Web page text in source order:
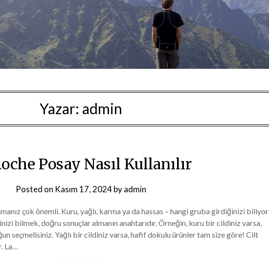
Yazar: admin
Posay Nasıl Kullanılır
Posted on Kasım 17, 2024byadmin
çok önemli. Kuru, yağlı, karma ya da hassas – hangi gruba girdiğinizi biliyor
bilmek, doğru sonuçlar almanın anahtarıdır. Örneğin, kuru bir cildiniz varsa,
seçmelisiniz. Yağlı bir cildiniz varsa, hafif dokulu ürünler tam size göre! Cilt
La…